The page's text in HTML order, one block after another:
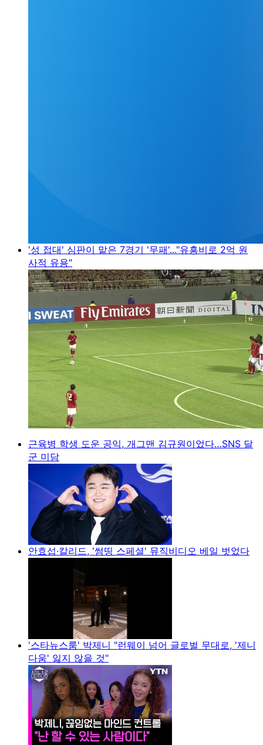
'성 접대' 심판이 맡은 7경기 '무패'..."유흥비로 2억 원
사적 유용"
근육병 학생 도운 공익, 개그맨 김규원이었다…SNS 달
군 미담
안효섭·칼리드, '썸띵 스페셜' 뮤직비디오 베일 벗었다
'스타뉴스룸' 박제니 "런웨이 넘어 글로벌 무대로, '제니
다움' 잃지 않을 것"